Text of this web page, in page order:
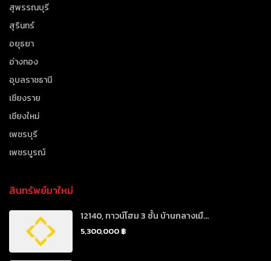
สุพรรณบุรี
สุรินทร์
อยุธยา
อ่างทอง
อุบลราชธานี
เชียงราย
เชียงใหม่
เพชรบุรี
เพชรบูรณ์
สินทรัพย์มาใหม่
12140, ทาวน์โฮม 3 ชั้น บ้านกลางเมื...
5,300,000 ฿